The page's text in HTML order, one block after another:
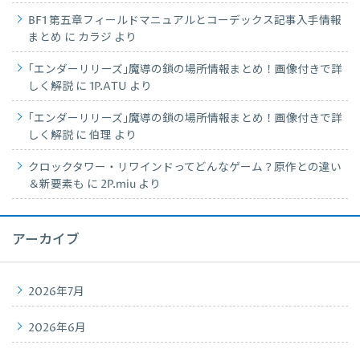
BF1 第五章フィールドマニュアルとコーデックス記事入手情報
まとめ に カラジ より
｢エンダーリリーズ｣魔導の鎖の場所情報まとめ！画像付きで詳
しく解説 に 1P.ATU より
｢エンダーリリーズ｣魔導の鎖の場所情報まとめ！画像付きで詳
しく解説 に 伯理 より
クロックタワー・リワインドってどんなゲーム？原作との違い
＆新要素も に 2P.miu より
アーカイブ
2026年7月
2026年6月